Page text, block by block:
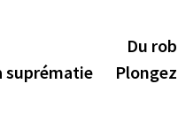
suprématie
Du